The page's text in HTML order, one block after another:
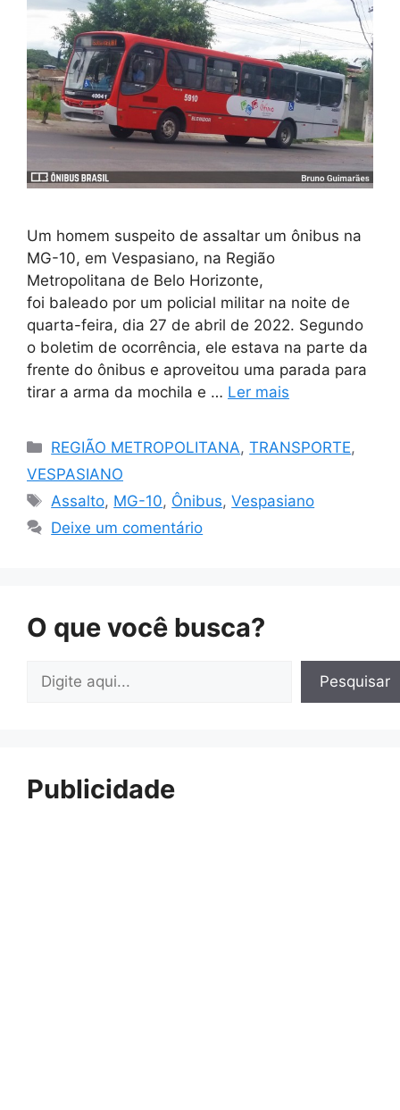
Um homem suspeito de assaltar um ônibus na
MG-10, em Vespasiano, na Região
Metropolitana de Belo Horizonte,
foi baleado por um policial militar na noite de
quarta-feira, dia 27 de abril de 2022. Segundo
o boletim de ocorrência, ele estava na parte da
frente do ônibus e aproveitou uma parada para
tirar a arma da mochila e … Ler mais
Categorias
REGIÃO METROPOLITANA,TRANSPORTE,
VESPASIANO
Tags
Assalto, MG-10, Ônibus,Vespasiano
Deixe um comentário
O que você busca?
Pesquisar
Publicidade